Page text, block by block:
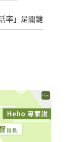
率」是關鍵